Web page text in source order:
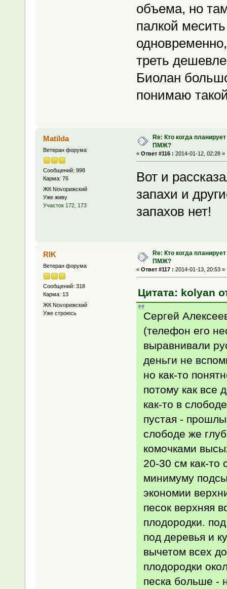
объема, но
палкой
треть
Биолан
понимаю
Matilda
Ветеран форума
Сообщений: 998
Карма: 76
ЖК Novoрижский
Уже живу
Участок 172, 173
Re: Кто когда
ПМЖ?
« Ответ #116 : 2014-01-12, 02:28 »
Вот и
запахи и
запахов нет!
RIK
Ветеран форума
Сообщений: 318
Карма: 13
ЖК Novoрижский
Уже строюсь
Re: Кто когда
ПМЖ?
« Ответ #117 : 2014-01-13, 20:53 »
Цитата: kolyan
Сергей
(телефон его
выравнивали
деньги не
но как-то
потому как все
как-то в
пустая -
слободе же
комочками
20-30 см как-то
минимуму
экономии
песок верхняя
плодородки.
под деревья и
вычетом всех
плодородки
песка больше -